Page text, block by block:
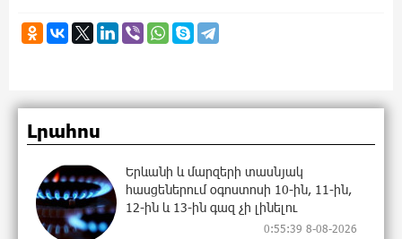
Լրահոս
Երևանի և մարզերի տասնյակ
հասցեներում օգոստոսի 10-ին, 11-ին,
12-ին և 13-ին գազ չի լինելու
0:55:39 8-08-2026